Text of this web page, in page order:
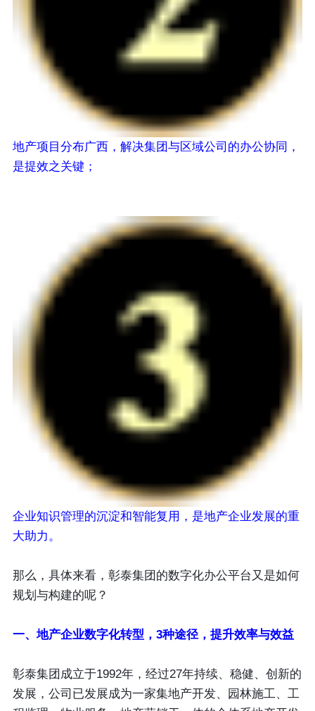
地产项目分布广西，解决集团与区域公司的办公协同，
是提效之关键；
企业知识管理的沉淀和智能复用，是地产企业发展的重
大助力。
那么，具体来看，彰泰集团的数字化办公平台又是如何
规划与构建的呢？
一、地产企业数字化转型，3种途径，提升效率与效益
彰泰集团成立于1992年，经过27年持续、稳健、创新的
发展，公司已发展成为一家集地产开发、园林施工、工